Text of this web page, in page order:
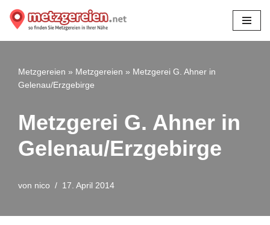
Zum
Metzgereien » Metzgereien » Metzgerei G. Ahner in
Gelenau/Erzgebirge
Metzgerei G. Ahner in
Gelenau/Erzgebirge
von nico 17. April 2014